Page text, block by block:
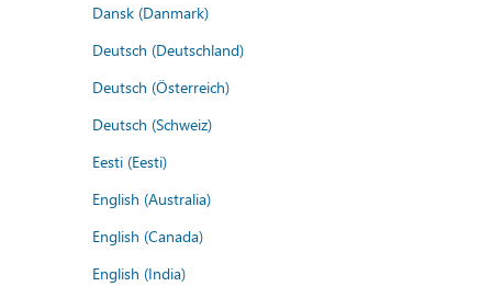
Dansk (Danmark)
Deutsch (Deutschland)
Deutsch (Österreich)
Deutsch (Schweiz)
Eesti (Eesti)
English (Australia)
English (Canada)
English (India)